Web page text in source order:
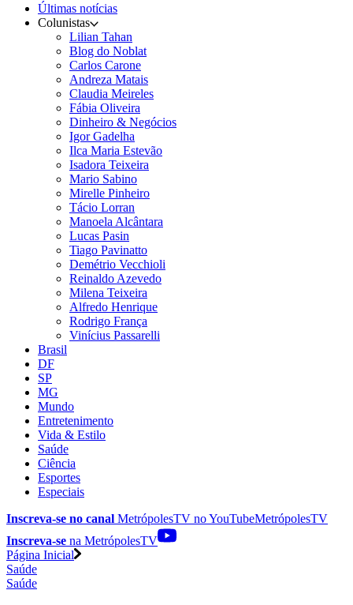
Últimas notícias
Colunistas
Lilian Tahan
Blog do Noblat
Carlos Carone
Andreza Matais
Claudia Meireles
Fábia Oliveira
Dinheiro & Negócios
Igor Gadelha
Ilca Maria Estevão
Isadora Teixeira
Mario Sabino
Mirelle Pinheiro
Tácio Lorran
Manoela Alcântara
Lucas Pasin
Tiago Pavinatto
Demétrio Vecchioli
Reinaldo Azevedo
Milena Teixeira
Alfredo Henrique
Rodrigo França
Vinícius Passarelli
Brasil
DF
SP
MG
Mundo
Entretenimento
Vida & Estilo
Saúde
Ciência
Esportes
Especiais
Inscreva-se no canal MetrópolesTV noYouTubeMetrópolesTV
Inscreva-se na MetrópolesTV
Página Inicial
Saúde
Saúde